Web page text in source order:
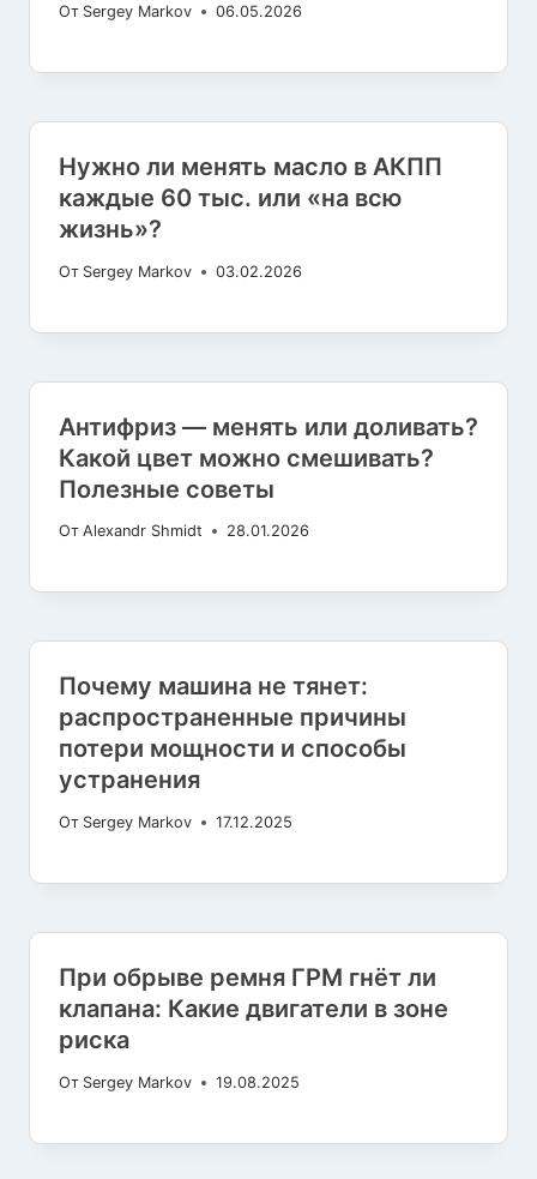
От Sergey Markov 06.05.2026
Нужно ли менять масло в АКПП
каждые 60 тыс. или «на всю
жизнь»?
От Sergey Markov 03.02.2026
Антифриз — менять или доливать?
Какой цвет можно смешивать?
Полезные советы
От Alexandr Shmidt 28.01.2026
Почему машина не тянет:
распространенные причины
потери мощности и способы
устранения
От Sergey Markov 17.12.2025
При обрыве ремня ГРМ гнёт ли
клапана: Какие двигатели в зоне
риска
От Sergey Markov 19.08.2025